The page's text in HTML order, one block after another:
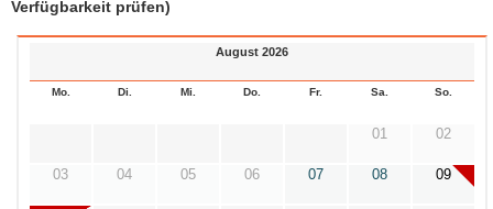
Verfügbarkeit prüfen)
August 2026
Mo. Di. Mi. Do. Fr. Sa. So.
01 02
03 04 05 06 07 08 09